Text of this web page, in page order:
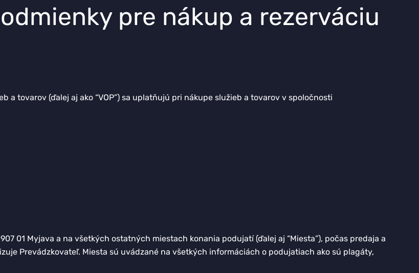
pre nákup a rezerváciu
a tovarov (ďalej aj ako “VOP”) sa uplatňujú pri nákupe služieb a tovarov v spoločnosti
01 Myjava a na všetkých ostatných miestach konania podujatí (ďalej aj “Miesta”), počas predaja a
Prevádzkovateľ. Miesta sú uvádzané na všetkých informáciách o podujatiach ako sú plagáty,